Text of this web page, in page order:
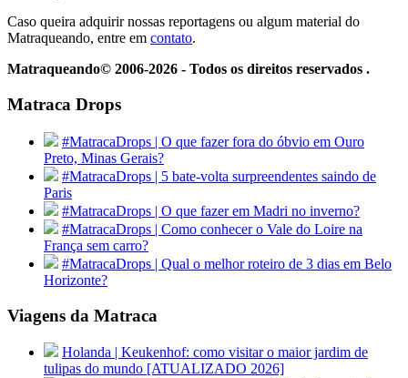
Caso queira adquirir nossas reportagens ou algum material do
Matraqueando, entre em contato.
Matraqueando© 2006-2026 - Todos os direitos reservados .
Matraca Drops
#MatracaDrops | O que fazer fora do óbvio em Ouro
Preto, Minas Gerais?
#MatracaDrops | 5 bate-volta surpreendentes saindo de
Paris
#MatracaDrops | O que fazer em Madri no inverno?
#MatracaDrops | Como conhecer o Vale do Loire na
França sem carro?
#MatracaDrops | Qual o melhor roteiro de 3 dias em Belo
Horizonte?
Viagens da Matraca
Holanda | Keukenhof: como visitar o maior jardim de
tulipas do mundo [ATUALIZADO 2026]